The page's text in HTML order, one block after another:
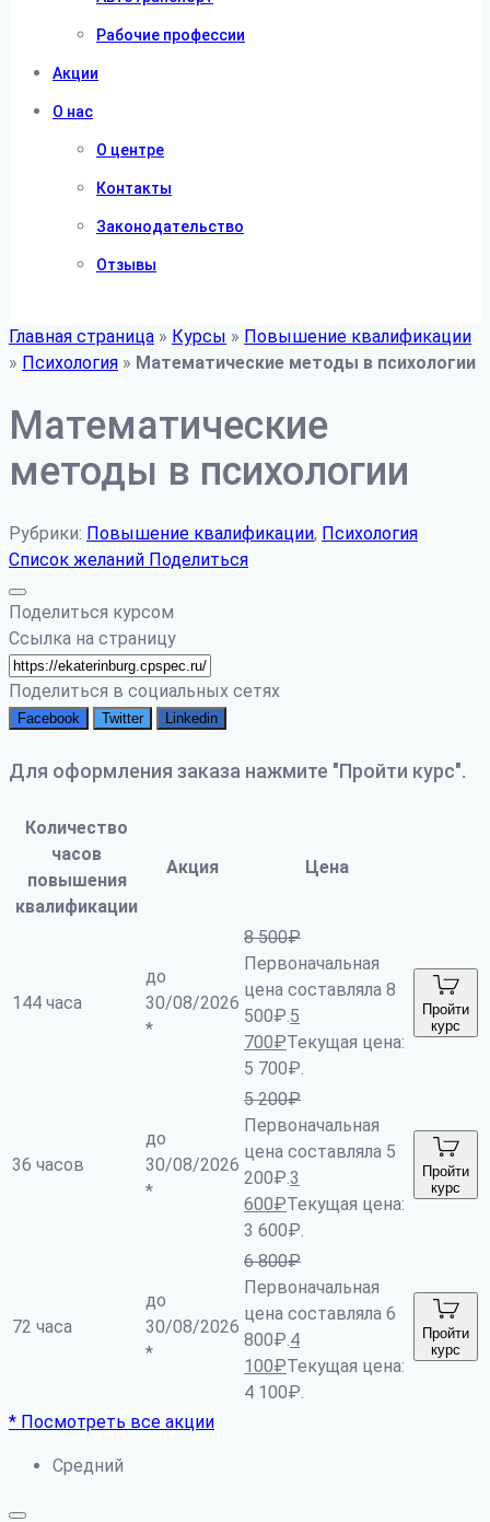
Рабочие профессии
Акции
О нас
О центре
Контакты
Законодательство
Отзывы
Главная страница » Курсы » Повышение квалификации
» Психология » Математические методы в психологии
Математические
методы в психологии
Рубрики: Повышение квалификации, Психология
Список желаний Поделиться
Поделиться курсом
Ссылка на страницу
Поделиться в социальных сетях
Facebook Twitter Linkedin
Для оформления заказа нажмите "Пройти курс".
Количество
часов
повышения
квалификации
Акция Цена
144 часа
до
30/08/2026
*
8 500₽
Первоначальная
цена составляла 8
500₽.5
700₽Текущая цена:
5 700₽.
Пройти
курс
36 часов
до
30/08/2026
*
5 200₽
Первоначальная
цена составляла 5
200₽.3
600₽Текущая цена:
3 600₽.
Пройти
курс
72 часа
до
30/08/2026
*
6 800₽
Первоначальная
цена составляла 6
800₽.4
100₽Текущая цена:
4 100₽.
Пройти
курс
* Посмотреть все акции
Средний